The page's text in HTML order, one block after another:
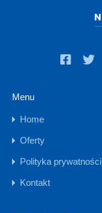
Menu
Home
Oferty
Polityka prywatności
Kontakt